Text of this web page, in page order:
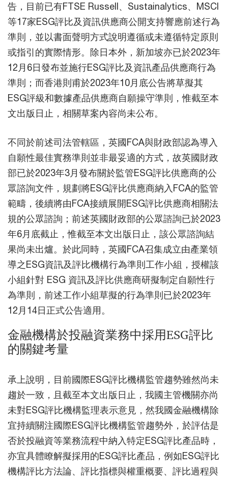
告，目前已有FTSE Russell、Sustainalytics、MSCI
等17家ESG評比及資訊供應商公開支持響應前述行為
準則，並以書面聲明方式說明遵循或未遵循特定原則
或指引的實際情形。除日本外，新加坡亦已於2023年
12月6日發布並施行ESG評比及資訊產品供應商行為
準則；而香港則甫於2023年10月底公告將草擬其
ESG評級和數據產品供應商自願操守準則，惟截至本
文出版日止，相關草案內容尚未公布。
不同於前述司法管轄區，英國FCA與財政部認為導入
自願性最佳實務準則並非最妥適的方式，故英國財政
部已於2023年3月發布關於監管ESG評比供應商的公
眾諮詢文件，規劃將ESG評比供應商納入FCA的監管
範疇，後續將由FCA接續展開ESG評比供應商相關法
規的公眾諮詢；前述英國財政部的公眾諮詢已於2023
年6月底截止，惟截至本文出版日止，該公眾諮詢結
果尚未出爐。於此同時，英國FCA召集成立由產業領
導之ESG資訊及評比機構行為準則工作小組，授權該
小組針對 ESG 資訊及評比供應商研擬制定自願性行
為準則，前述工作小組草擬的行為準則已於2023年
12月14日正式公告適用。
金融機構於投融資業務中採用ESG評比
的關鍵考量
承上說明，目前國際ESG評比機構監管趨勢雖然尚未
趨於一致，且截至本文出版日止，我國主管機關亦尚
未對ESG評比機構監理表示意見，然我國金融機構除
宜持續關注國際ESG評比機構監管趨勢外，於評估是
否於投融資等業務流程中納入特定ESG評比產品時，
亦宜具體瞭解擬採用的ESG評比產品，例如ESG評比
機構評比方法論、評比指標與權重概要、評比過程與